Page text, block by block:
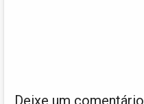
Deixe um comentário